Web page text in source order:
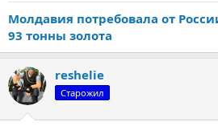
Молдавия потребовала от
93 тонны золота
reshelie
Старожил